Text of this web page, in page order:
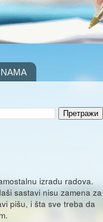
izradu radova.
sastavi nisu zamena za
pišu, i šta sve treba da